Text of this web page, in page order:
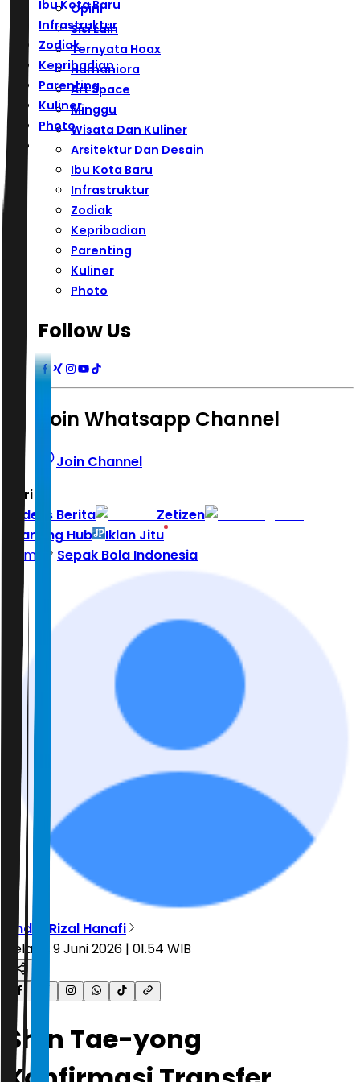
Ibu Kota Baru
Infrastruktur
Zodiak
Kepribadian
Parenting
Kuliner
Photo
Opini
Sisi Lain
Ternyata Hoax
Humaniora
Art Space
Minggu
Wisata Dan Kuliner
Arsitektur Dan Desain
Ibu Kota Baru
Infrastruktur
Zodiak
Kepribadian
Parenting
Kuliner
Photo
Follow Us
Join Whatsapp Channel
Join Channel
Hari ini
Indeks Berita
Zetizen
Learning Hub
Iklan Jitu
Home
Sepak Bola Indonesia
Andre Rizal Hanafi
Selasa, 9 Juni 2026 | 01.54 WIB
Shin Tae-yong